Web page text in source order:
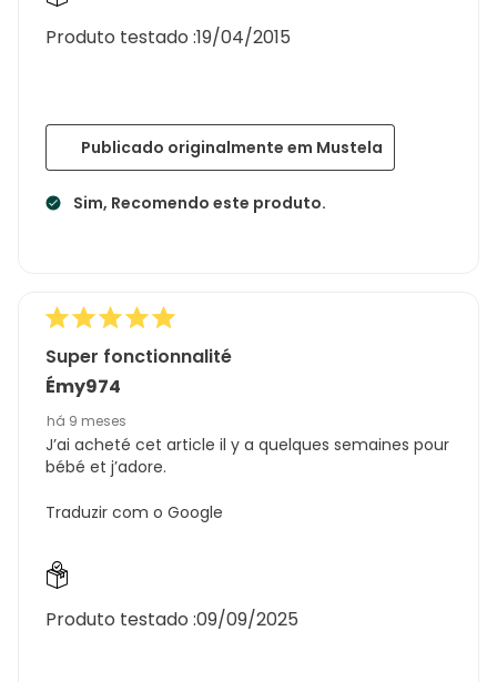
Sim, Recomendo este produto.
Produto testado :19/04/2015
Publicado originalmente em Mustela
Super fonctionnalité
Émy974
há 9 meses
J’ai acheté cet article il y a quelques semaines pour
bébé et j’adore.
Traduzir com o Google
Produto testado :09/09/2025